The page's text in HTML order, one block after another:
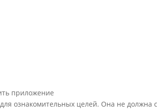
ознакомительных целей. Она не должна